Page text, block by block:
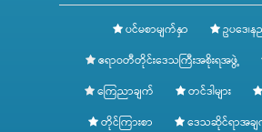
ပင်မစာမျက်နှာ
ဥပဒေ၊န
ဧရာဝတီတိုင်းဒေသကြီးအစိုးရအဖွဲ့
ကြေညာချက်
တင်ဒါများ
တိုင်ကြားစာ
ဒေသဆိုင်ရာအခ